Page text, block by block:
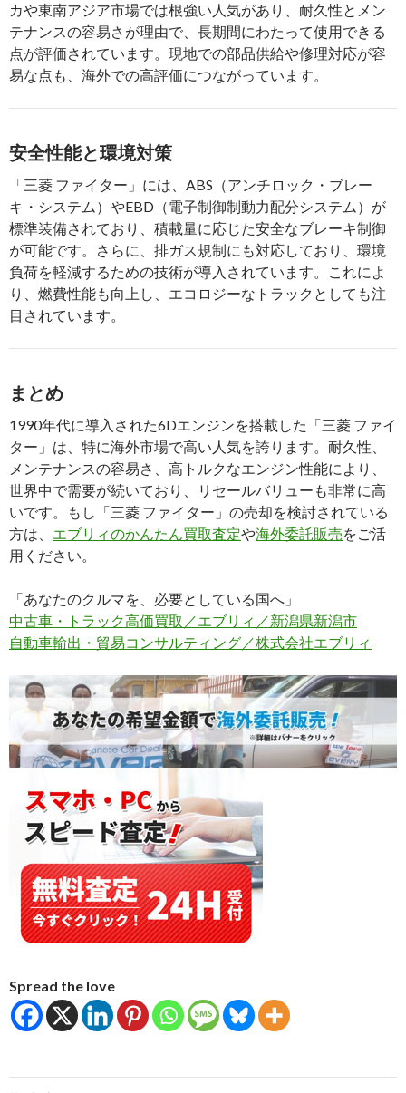
カや東南アジア市場では根強い人気があり、耐久性とメン
テナンスの容易さが理由で、長期間にわたって使用できる
点が評価されています。現地での部品供給や修理対応が容
易な点も、海外での高評価につながっています。
安全性能と環境対策
「三菱 ファイター」には、ABS（アンチロック・ブレー
キ・システム）やEBD（電子制御制動力配分システム）が
標準装備されており、積載量に応じた安全なブレーキ制御
が可能です。さらに、排ガス規制にも対応しており、環境
負荷を軽減するための技術が導入されています。これによ
り、燃費性能も向上し、エコロジーなトラックとしても注
目されています。
まとめ
1990年代に導入された6Dエンジンを搭載した「三菱 ファイ
ター」は、特に海外市場で高い人気を誇ります。耐久性、
メンテナンスの容易さ、高トルクなエンジン性能により、
世界中で需要が続いており、リセールバリューも非常に高
いです。もし「三菱 ファイター」の売却を検討されている
方は、 エブリィのかんたん買取査定や海外委託販売をご活
用ください。
「あなたのクルマを、必要としている国へ」
中古車・トラック高価買取／エブリィ／新潟県新潟市
自動車輸出・貿易コンサルティング／株式会社エブリィ
Spread the love